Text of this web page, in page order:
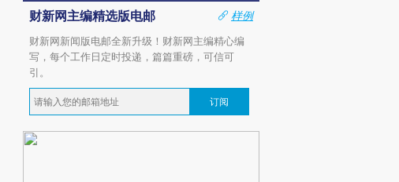
财新网主编精选版电邮
样例
财新网新闻版电邮全新升级！财新网主编精心编
写，每个工作日定时投递，篇篇重磅，可信可
引。
订阅